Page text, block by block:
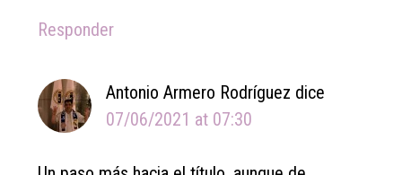
Responder
Antonio Armero Rodríguez dice
07/06/2021 at 07:30